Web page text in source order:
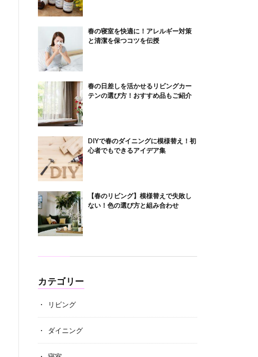
春の寝室を快適に！アレルギー対策
と清潔を保つコツを伝授
春の日差しを活かせるリビングカー
テンの選び方！おすすめ品もご紹介
DIYで春のダイニングに模様替え！初
心者でもできるアイデア集
【春のリビング】模様替えで失敗し
ない！色の選び方と組み合わせ
カテゴリー
リビング
ダイニング